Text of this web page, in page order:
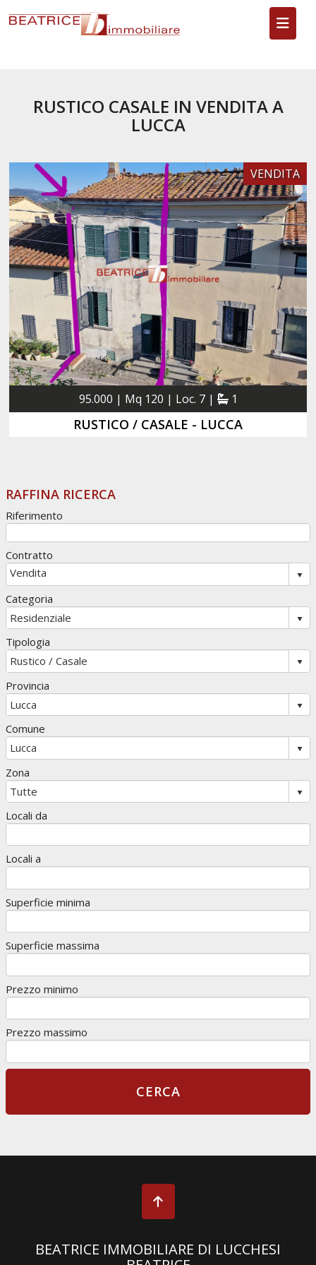
RUSTICO CASALE IN VENDITA A
LUCCA
VENDITA
95.000 | Mq 120 | Loc. 7 | 1
RUSTICO / CASALE - LUCCA
RAFFINA RICERCA
Riferimento
Contratto
Categoria
Tipologia
Provincia
Comune
Zona
Locali da
Locali a
Superficie minima
Superficie massima
Prezzo minimo
Prezzo massimo
BEATRICE IMMOBILIARE DI LUCCHESI